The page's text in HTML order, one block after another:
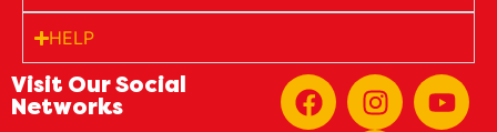
HELP
Visit Our Social
Networks